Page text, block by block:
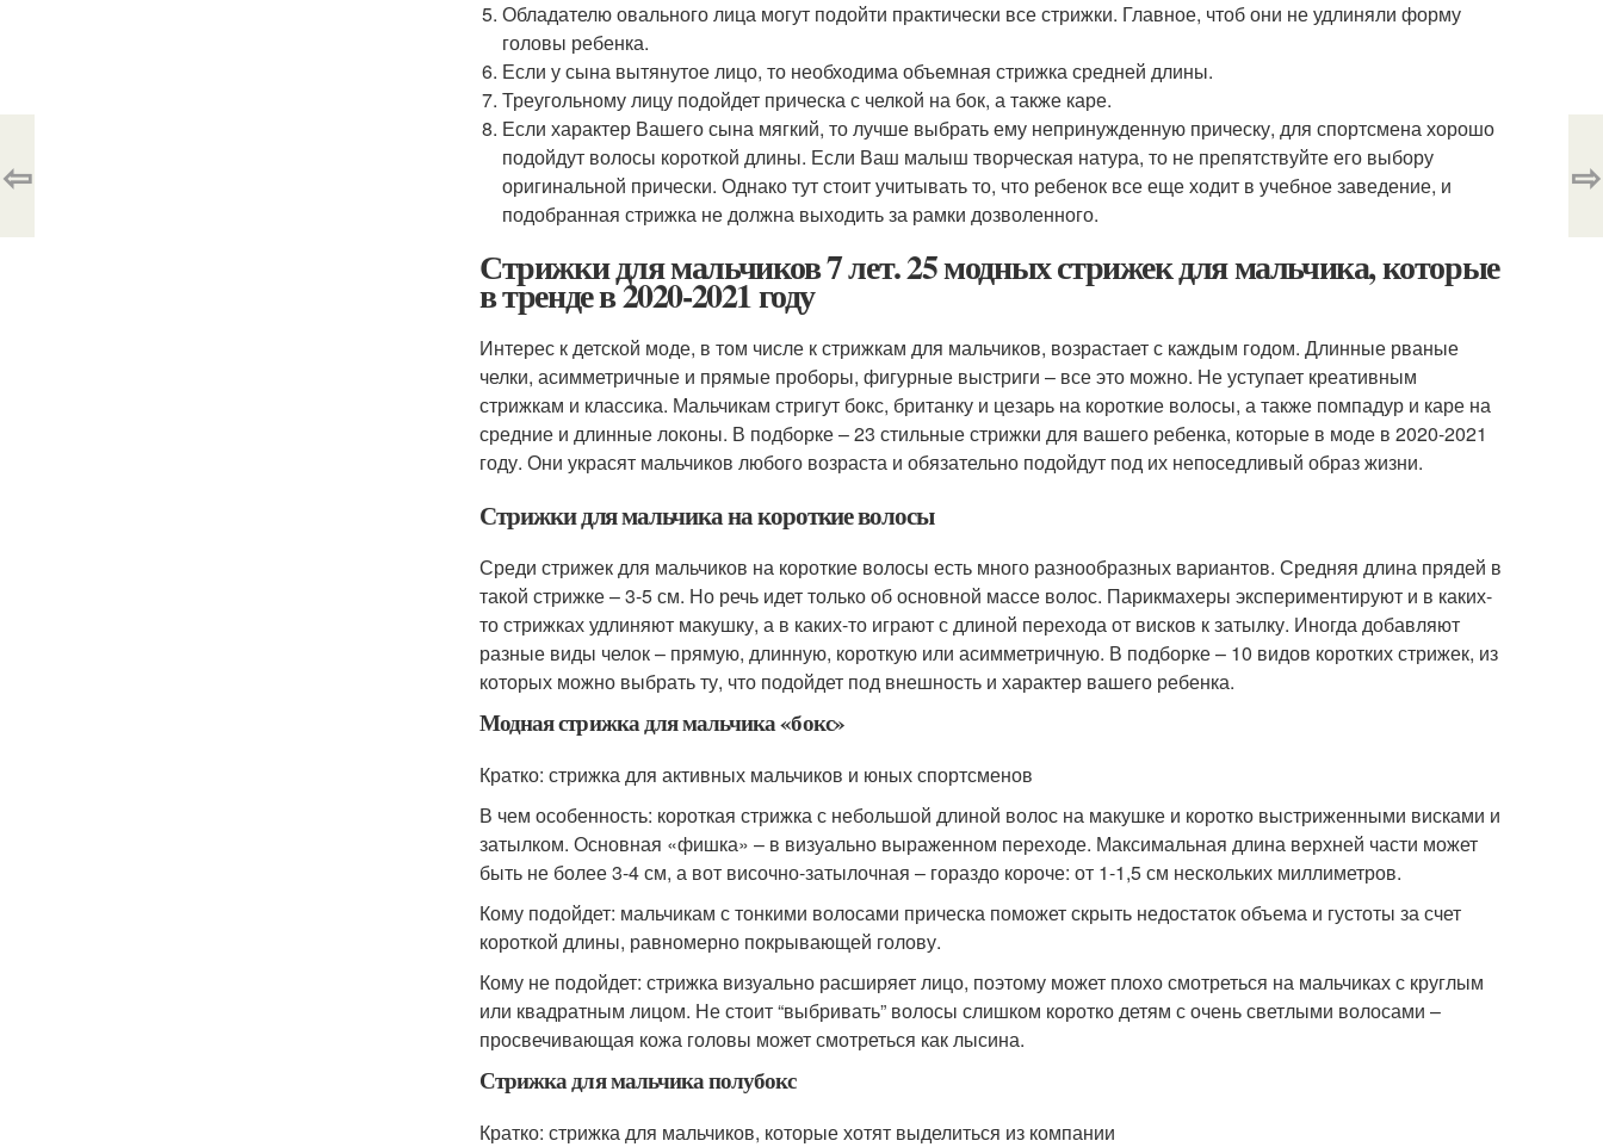
Обладателю овального лица могут подойти практически все стрижки. Главное, чтоб они не удлиняли форму
головы ребенка.
Если у сына вытянутое лицо, то необходима объемная стрижка средней длины.
Треугольному лицу подойдет прическа с челкой на бок, а также каре.
Если характер Вашего сына мягкий, то лучше выбрать ему непринужденную прическу, для спортсмена хорошо
подойдут волосы короткой длины. Если Ваш малыш творческая натура, то не препятствуйте его выбору
оригинальной прически. Однако тут стоит учитывать то, что ребенок все еще ходит в учебное заведение, и
подобранная стрижка не должна выходить за рамки дозволенного.
Стрижки для мальчиков 7 лет. 25 модных стрижек для мальчика, которые
в тренде в 2020-2021 году
Интерес к детской моде, в том числе к стрижкам для мальчиков, возрастает с каждым годом. Длинные рваные
челки, асимметричные и прямые проборы, фигурные выстриги – все это можно. Не уступает креативным
стрижкам и классика. Мальчикам стригут бокс, британку и цезарь на короткие волосы, а также помпадур и каре на
средние и длинные локоны. В подборке – 23 стильные стрижки для вашего ребенка, которые в моде в 2020-2021
году. Они украсят мальчиков любого возраста и обязательно подойдут под их непоседливый образ жизни.
Стрижки для мальчика на короткие волосы
Среди стрижек для мальчиков на короткие волосы есть много разнообразных вариантов. Средняя длина прядей в
такой стрижке – 3-5 см. Но речь идет только об основной массе волос. Парикмахеры экспериментируют и в каких-
то стрижках удлиняют макушку, а в каких-то играют с длиной перехода от висков к затылку. Иногда добавляют
разные виды челок – прямую, длинную, короткую или асимметричную. В подборке – 10 видов коротких стрижек, из
которых можно выбрать ту, что подойдет под внешность и характер вашего ребенка.
Модная стрижка для мальчика «бокс»
Кратко: стрижка для активных мальчиков и юных спортсменов
В чем особенность: короткая стрижка с небольшой длиной волос на макушке и коротко выстриженными висками и
затылком. Основная «фишка» – в визуально выраженном переходе. Максимальная длина верхней части может
быть не более 3-4 см, а вот височно-затылочная – гораздо короче: от 1-1,5 см нескольких миллиметров.
Кому подойдет: мальчикам с тонкими волосами прическа поможет скрыть недостаток объема и густоты за счет
короткой длины, равномерно покрывающей голову.
Кому не подойдет: стрижка визуально расширяет лицо, поэтому может плохо смотреться на мальчиках с круглым
или квадратным лицом. Не стоит “выбривать” волосы слишком коротко детям с очень светлыми волосами –
просвечивающая кожа головы может смотреться как лысина.
Стрижка для мальчика полубокс
Кратко: стрижка для мальчиков, которые хотят выделиться из компании
⇦ ⇨